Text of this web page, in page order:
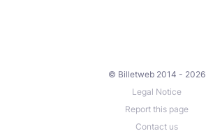
© Billetweb 2014 - 2026
Legal Notice
Report this page
Contact us